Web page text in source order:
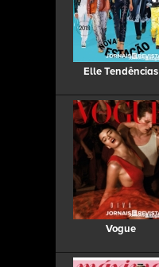
Elle Tendências
Vogue